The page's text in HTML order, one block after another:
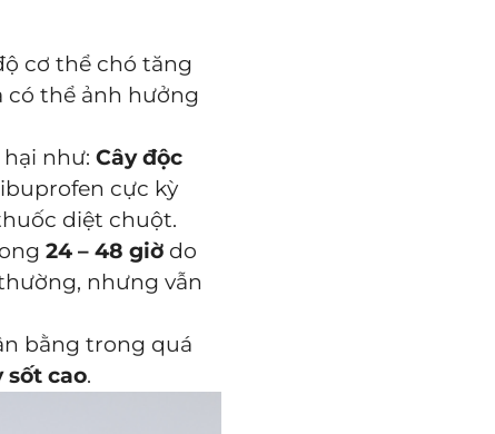
cơ thể chó tăng
có thể ảnh hưởng
hại như:Cây độc
cực kỳ
diệt chuột.
24 – 48 giờ do
nhưng vẫn
bằng trong quá
sốt cao.